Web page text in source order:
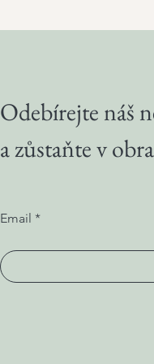
Odebírejte náš
a zůstaňte v
Email